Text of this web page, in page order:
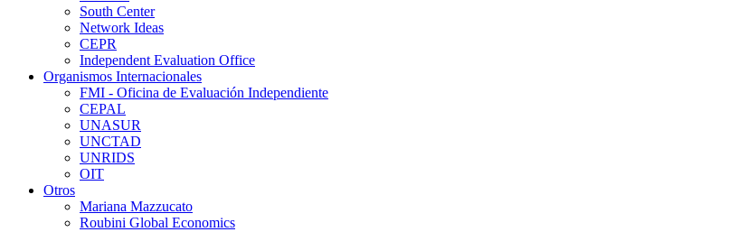
South Center
Network Ideas
CEPR
Independent Evaluation Office
Organismos Internacionales
FMI - Oficina de Evaluación Independiente
CEPAL
UNASUR
UNCTAD
UNRIDS
OIT
Otros
Mariana Mazzucato
Roubini Global Economics